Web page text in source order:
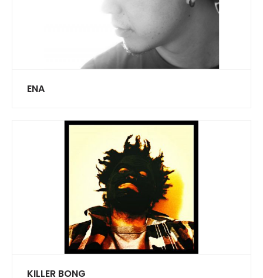
ENA
KILLER BONG